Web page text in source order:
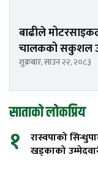
बाढीले
चालकको सकुशल
शुक्रबार, साउन २२, २०८३
साताको लोकप्रिय
१
रास्वपाको
खड्काको